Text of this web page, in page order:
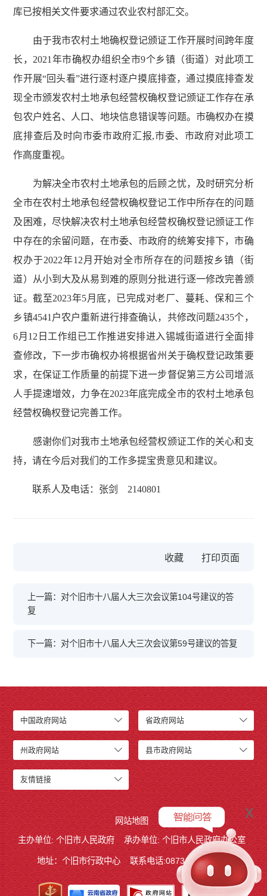
库已按相关文件要求通过农业农村部汇交。
由于我市农村土地确权登记颁证工作开展时间跨年度
长，2021年市确权办组织全市9个乡镇（街道）对此项工
作开展“回头看”进行逐村逐户摸底排查，通过摸底排查发
现全市颁发农村土地承包经营权确权登记颁证工作存在承
包农户姓名、人口、地块信息错误等问题。市确权办在摸
底排查后及时向市委市政府汇报,市委、市政府对此项工
作高度重视。
为解决全市农村土地承包的后顾之忧，及时研究分析
全市在农村土地承包经营权确权登记工作中所存在的问题
及困难，尽快解决农村土地承包经营权确权登记颁证工作
中存在的余留问题，在市委、市政府的统筹安排下，市确
权办于2022年12月开始对全市所存在的问题按乡镇（街
道）从小到大及从易到难的原则分批进行逐一修改完善颁
证。截至2023年5月底，已完成对老厂、蔓耗、保和三个
乡镇4541户农户重新进行排查确认，共修改问题2435个，
6月12日工作组已工作推进安排进入锡城街道进行全面排
查修改，下一步市确权办将根据省州关于确权登记政策要
求，在保证工作质量的前提下进一步督促第三方公司增派
人手提速增效，力争在2023年底完成全市的农村土地承包
经营权确权登记完善工作。
感谢你们对我市土地承包经营权颁证工作的关心和支
持，请在今后对我们的工作多提宝贵意见和建议。
联系人及电话：张剑 2140801
收藏
上一篇：对个旧市十八届人大三次会议第104号建议的答
复
下一篇：对个旧市十八届人大三次会议第59号建议的答复
中国政府网站 省政府网站
州政府网站 县市政府网站
友情链接
网站地图
主办单位: 个旧市人民政府
承办单位: 个旧市人民政府办公室
地址：个旧市行政中心 联系电话:0873－2123215
x